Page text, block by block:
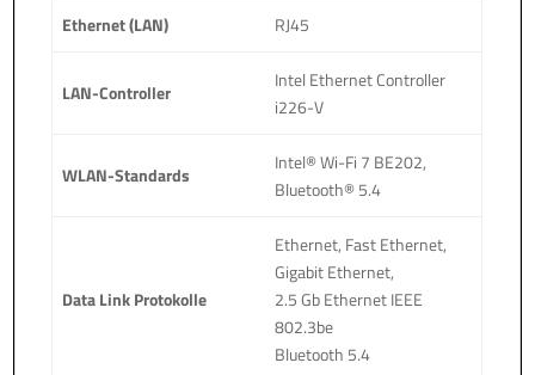
Ethernet (LAN) RJ45
LAN-Controller
Intel Ethernet Controller
i226-V
WLAN-Standards
Intel® Wi-Fi 7 BE202,
Bluetooth® 5.4
Data Link Protokolle
Ethernet, Fast Ethernet,
Gigabit Ethernet,
2.5 Gb Ethernet IEEE
802.3be
Bluetooth 5.4